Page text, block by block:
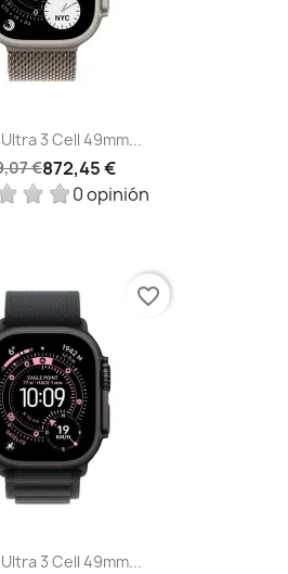
3 Cell 49mm...
€872,45 €
0 opinión
3 Cell 49mm...
favorite_border